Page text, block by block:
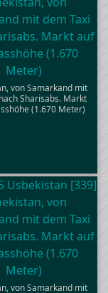
von Samarkand mit
Sharisabs. Markt
(1.670 Meter)
von Samarkand mit